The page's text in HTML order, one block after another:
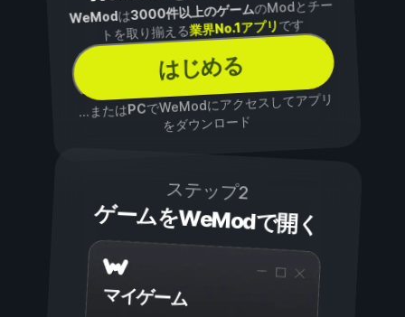
WeModは3000件以上のゲームのModとチー
トを取り揃える業界No.1アプリです
はじめる
...またはPCでWeModにアクセスしてアプリ
をダウンロード
ステップ2
ゲームをWeModで開く
マイゲーム